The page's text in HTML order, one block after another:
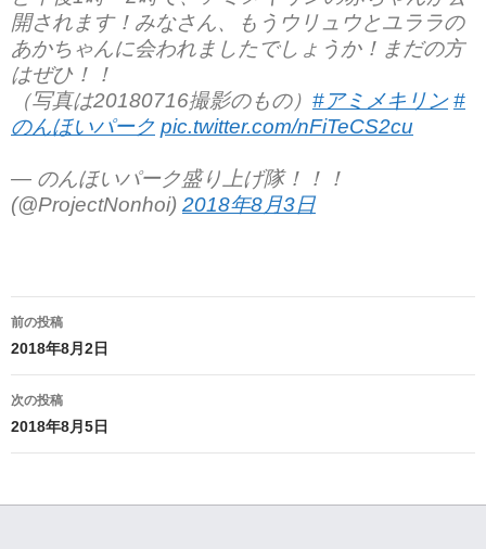
開されます！みなさん、もうウリュウとユララの
あかちゃんに会われましたでしょうか！まだの方
はぜひ！！
（写真は20180716撮影のもの） #アミメキリン #
のんほいパーク pic.twitter.com/nFiTeCS2cu
— のんほいパーク盛り上げ隊！！！
(@ProjectNonhoi) 2018年8月3日
投
稿
ナ
ビ
ー
前の投稿
2018年8月2日
次の投稿
2018年8月5日